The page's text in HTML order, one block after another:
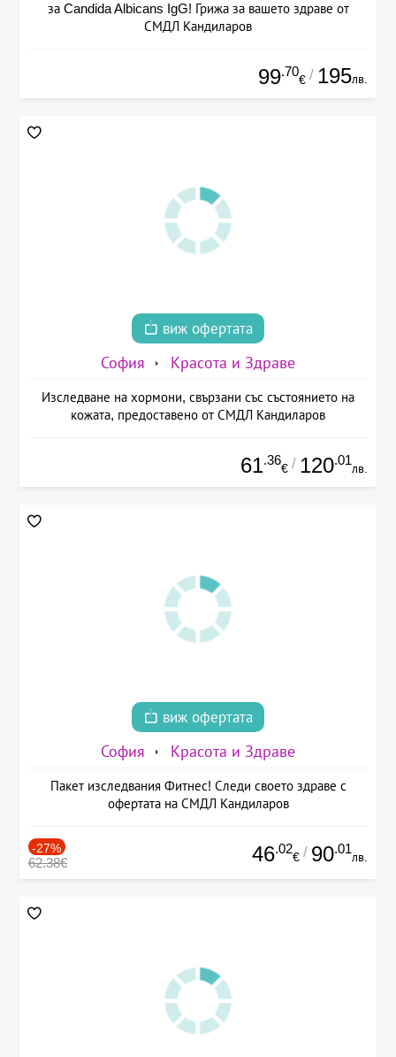
за Candida Albicans IgG! Грижа за вашето здраве от
СМДЛ Кандиларов
99.70
€ / 195лв.
виж офертата
София Красота и Здраве
Изследване на хормони, свързани със състоянието на
кожата, предоставено от СМДЛ Кандиларов
61.36
€ / 120.01
лв.
виж офертата
София Красота и Здраве
Пакет изследвания Фитнес! Следи своето здраве с
офертата на СМДЛ Кандиларов
-27%
62.38€ 46.02
€ / 90.01
лв.